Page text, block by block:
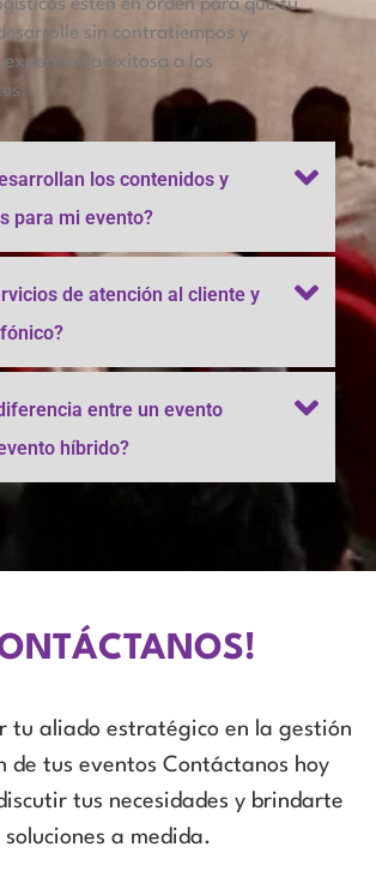
estén en orden para que tu
sin contratiempos y
experiencia exitosa a los
los contenidos y
para mi evento?
de atención al cliente y
entre un evento
híbrido?
tu aliado estratégico en la gestión
de tus eventos Contáctanos hoy
tus necesidades y brindarte
soluciones a medida.